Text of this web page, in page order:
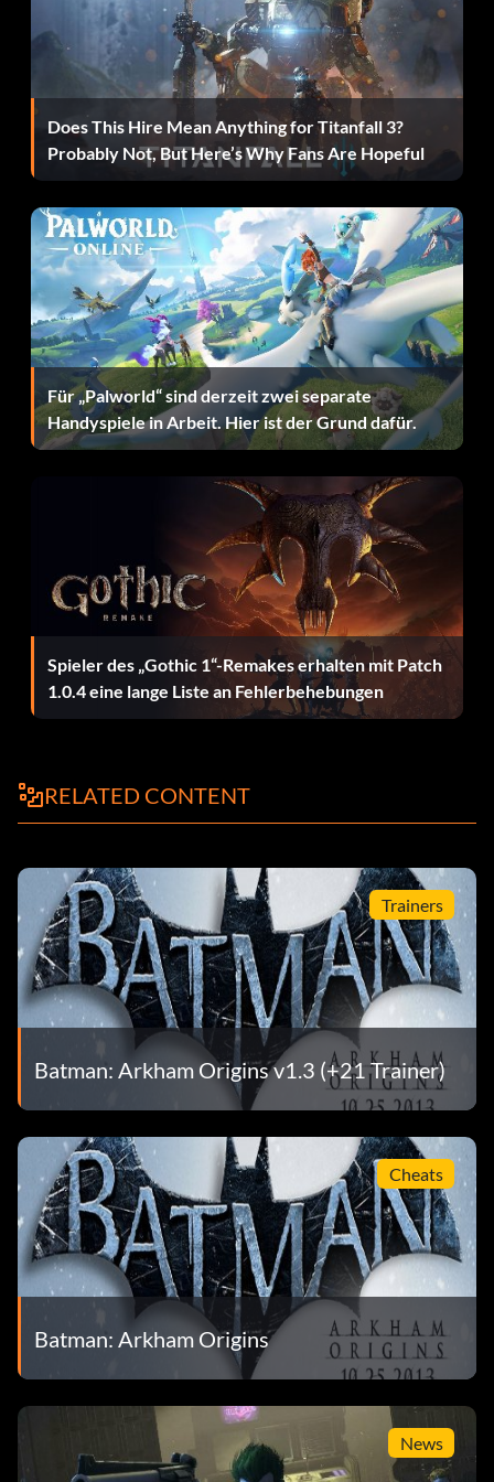
Blackest Night 2006-2008 Tim Drake Robin: Kaufen Sie
das "New Millennium Pack".
Brightest Day Batman: Kaufen Sie den "Batman Arkham
Origins - Season Pass".
Erde-2-Bruce Wayne: Kaufen Sie das "Infinite Earths
Dunkler Ritter von Erde 2: Verbinde deine WBID mit dem
Handyspiel Batman: Arkham Origins.
Erde-2 Neu: Kaufen Sie das "Infinite Earths Pack".
Erstes Auftauchen 1939: Kauf des "New Millennium
Pack".
exklusive "Knightfall Pack".
Gotham by Gaslight Batman: Kaufen Sie den "Batman
Arkham Origins - Season Pass".
Initiation Bruce Wayne Skin: Kaufen Sie den DLC
Injustice Deathstroke: Vorbesteller-Bonus oder Kauf des
Judas-Vertrag Deathstroke: Vorbesteller-Bonus oder
Kauf des "Deathstroke Challenge Pack".
Pack".
Langes Halloween: Enthält den Vorbesteller-Bonus
"Batman Legends Pack".
New 52: Schließen Sie alle Most Wanted-Missionen ab
oder kaufen Sie das "New Millennium Pack".
Noel: Finde alle Enigma Datapacks oder kaufe das "New
Roter Sohn: Schalte zehn Kostüme im Handyspiel Batman:
Arkham Origins frei oder kaufe das "New Millennium
Pack".
Das lange Halloween: Kaufen Sie das "Infinite Earths
Schlimmster Knightmare: Verdiene alle
einen 100%-Spielabschluss.
Does This Hire Mean Anything for Titanfall 3?
Probably Not, But Here’s Why Fans Are Hopeful
Für „Palworld“ sind derzeit zwei separate
Handyspiele in Arbeit. Hier ist der Grund dafür.
Spieler des „Gothic 1“-Remakes erhalten mit Patch
1.0.4 eine lange Liste an Fehlerbehebungen
RELATED CONTENT
Trainers
Batman: Arkham Origins v1.3 (+21 Trainer)
Cheats
Batman: Arkham Origins
News